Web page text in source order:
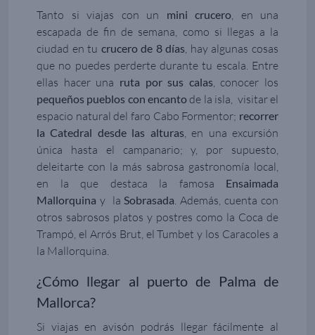
Tanto si viajas con un mini crucero, en una
escapada de fin de semana, como si llegas a la
ciudad en tu crucero de 8 días, hay algunas cosas
que no puedes perderte durante tu escala. Entre
ellas hacer una ruta por sus calas, conocer los
pequeños pueblos con encantode la isla, visitar el
espacio natural del faro Cabo Formentor; recorrer
la Catedral desde las alturas, en una excursión
única hasta el campanario; y, por supuesto,
deleitarte con la más sabrosa gastronomía local,
en la que destaca la famosa Ensaimada
Mallorquina y laSobrasada. Además, cuenta con
otros sabrosos platos y postres como la Coca de
Trampó, el Arrós Brut, el Tumbet y los Caracoles a
la Mallorquina.
¿Cómo llegar al puerto de Palma de
Mallorca?
Si viajas en avisón podrás llegar fácilmente al